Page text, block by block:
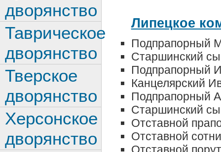
Липецкое
Подпрапорный
Старшинский
Подпрапорный
Канцелярский
Подпрапорный
Старшинский
Отставной
Отставной
дворянство
Таврическое
дворянство
Тверское
дворянство
Херсонское
дворянство